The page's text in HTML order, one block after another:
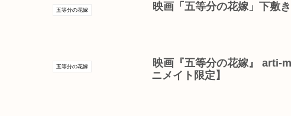
五等分の花嫁 映画「五等分の花嫁」下敷き
五等分の花嫁
映画『五等分の花嫁』 arti-
ニメイト限定】